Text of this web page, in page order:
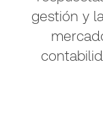
gestión y